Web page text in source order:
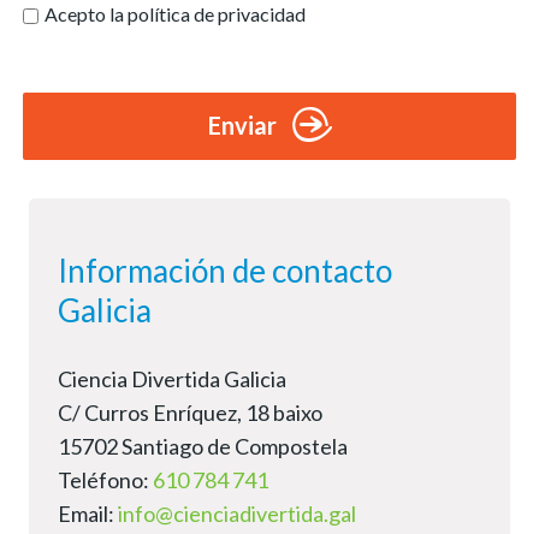
Acepto la política de privacidad
Enviar
Información de contacto
Galicia
Ciencia Divertida Galicia
C/ Curros Enríquez, 18 baixo
15702 Santiago de Compostela
Teléfono: 610 784 741
Email:info@cienciadivertida.gal